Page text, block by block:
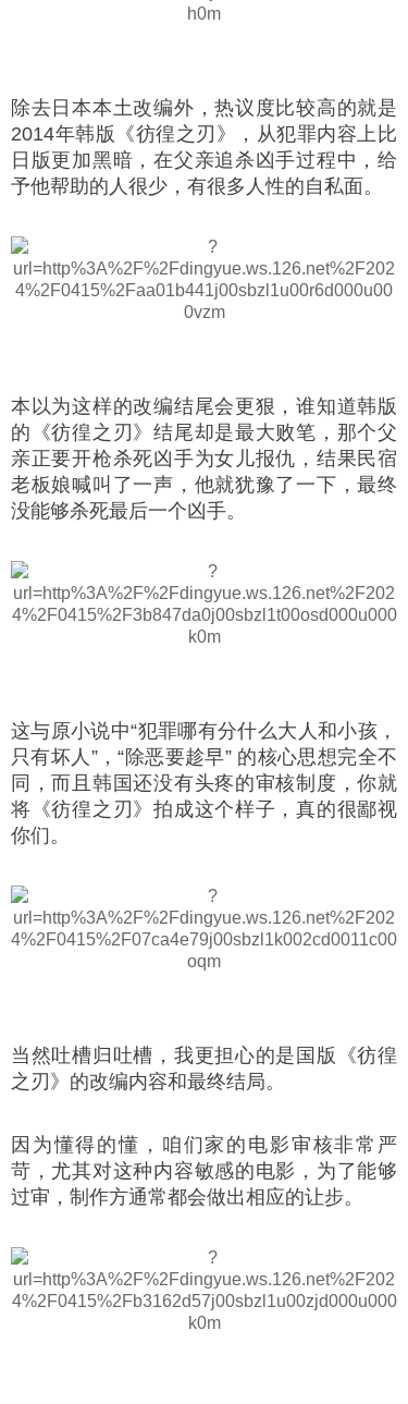
除去日本本土改编外，热议度比较高的就是
2014年韩版《彷徨之刃》，从犯罪内容上比
日版更加黑暗，在父亲追杀凶手过程中，给
予他帮助的人很少，有很多人性的自私面。
本以为这样的改编结尾会更狠，谁知道韩版
的《彷徨之刃》结尾却是最大败笔，那个父
亲正要开枪杀死凶手为女儿报仇，结果民宿
老板娘喊叫了一声，他就犹豫了一下，最终
没能够杀死最后一个凶手。
这与原小说中“犯罪哪有分什么大人和小孩，
只有坏人”，“除恶要趁早” 的核心思想完全不
同，而且韩国还没有头疼的审核制度，你就
将《彷徨之刃》拍成这个样子，真的很鄙视
你们。
当然吐槽归吐槽，我更担心的是国版《彷徨
之刃》的改编内容和最终结局。
因为懂得的懂，咱们家的电影审核非常严
苛，尤其对这种内容敏感的电影，为了能够
过审，制作方通常都会做出相应的让步。